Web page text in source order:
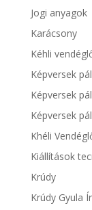
Jogi anyagok
Karácsony
Kéhli
Képversek
Képversek
Képversek
Khéli
Kiállítások
Krúdy
Krúdy Gyula